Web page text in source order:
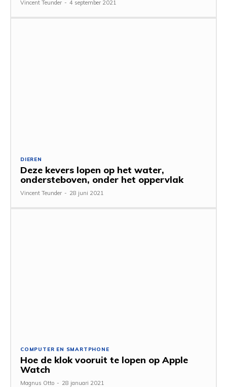
Vincent Teunder - 4 september 2021
DIEREN
Deze kevers lopen op het water,
ondersteboven, onder het oppervlak
Vincent Teunder - 28 juni 2021
COMPUTER EN SMARTPHONE
Hoe de klok vooruit te lopen op Apple
Watch
Magnus Otto - 28 januari 2021